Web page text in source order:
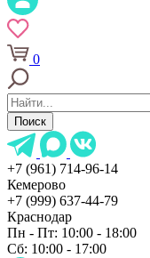
0
Поиск
+7 (961) 714-96-14
Кемерово
+7 (999) 637-44-79
Краснодар
Пн - Пт: 10:00 - 18:00
Сб: 10:00 - 17:00